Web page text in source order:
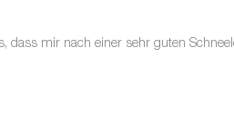
dass mir nach einer sehr guten